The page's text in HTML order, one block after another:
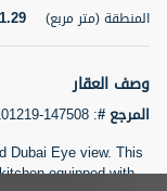
22
اسم الوسيط
TATIANA VEBER
5 أشهر +
المنطقة (متر مربع)
وصف العقار
المرجع #:
147508
Dubai Eye view. This
equipped with
تصفية